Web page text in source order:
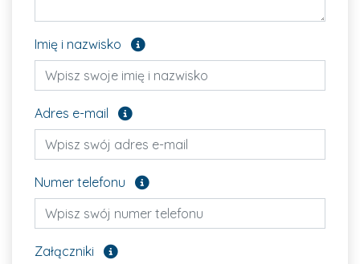
Imię i nazwisko Pole opcjonalne
Adres e-mail Pole opcjonalne
Numer telefonu Pole opcjonalne
Załączniki Załącz pliki, które chcesz wysłać. Pole